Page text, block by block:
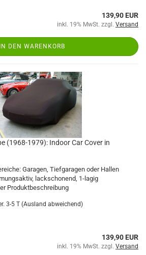
139,90 EUR
inkl. 19% MwSt. zzgl. Versand
IN DEN WARENKORB
(1968-1979): Indoor Car Cover in
Garagen, Tiefgaragen oder Hallen
lackschonend, 1-lagig
Produktbeschreibung
3-5 T (Ausland abweichend)
139,90 EUR
inkl. 19% MwSt. zzgl. Versand